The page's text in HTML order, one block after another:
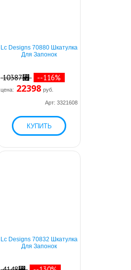
Lc Designs 70880 Шкатулка
Для Запонок
10387⃏ --116%
цена: 22398 руб.
Арт: 3321608
Lc Designs 70832 Шкатулка
Для Запонок